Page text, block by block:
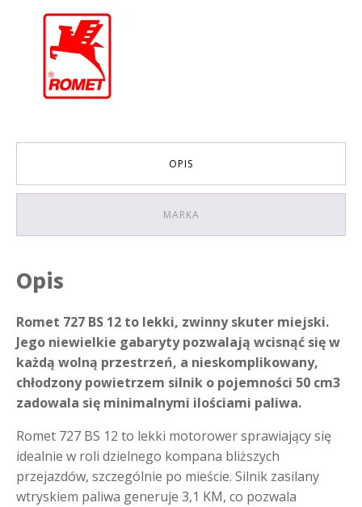
OPIS
MARKA
Opis
Romet 727 BS 12 to lekki, zwinny skuter miejski.
Jego niewielkie gabaryty pozwalają wcisnąć się w
każdą wolną przestrzeń, a nieskomplikowany,
chłodzony powietrzem silnik o pojemności 50 cm3
zadowala się minimalnymi ilościami paliwa.
Romet 727 BS 12 to lekki motorower sprawiający się
idealnie w roli dzielnego kompana bliższych
przejazdów, szczególnie po mieście. Silnik zasilany
wtryskiem paliwa generuje 3,1 KM, co pozwala